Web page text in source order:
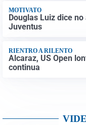
MOTIVATO
Douglas Luiz dice
Juventus
RIENTRO A RILENTO
Alcaraz, US Open
continua